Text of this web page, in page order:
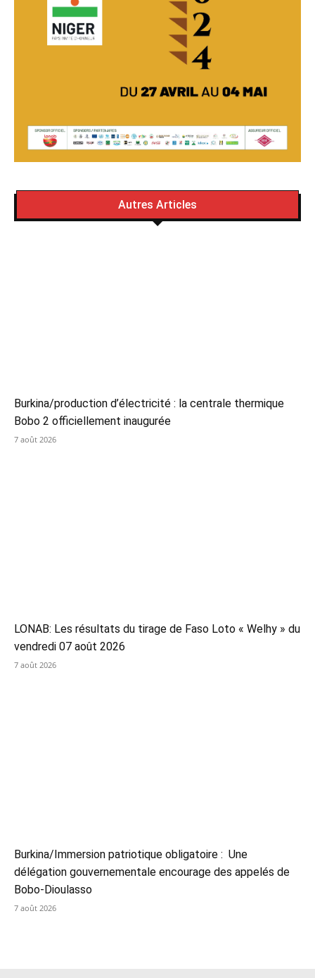
Autres Articles
Burkina/production d’électricité : la centrale thermique
Bobo 2 officiellement inaugurée
7 août 2026
LONAB: Les résultats du tirage de Faso Loto « Welhy » du
vendredi 07 août 2026
7 août 2026
Burkina/Immersion patriotique obligatoire : Une
délégation gouvernementale encourage des appelés de
Bobo-Dioulasso
7 août 2026